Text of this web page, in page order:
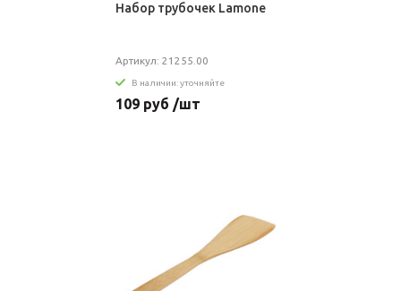
Набор трубочек Lamone
Артикул: 21255.00
В наличии: уточняйте
109 руб /шт